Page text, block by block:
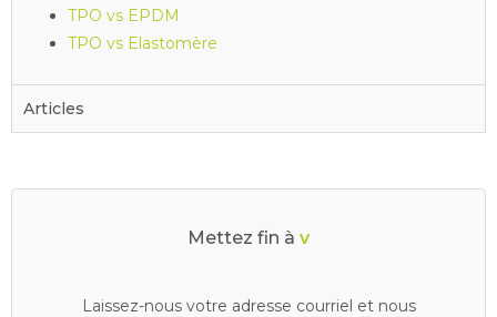
TPO vs EPDM
TPO vs Elastomère
Articles
Mettez fin à vos dra in s
Laissez-nous votre adresse courriel et nous